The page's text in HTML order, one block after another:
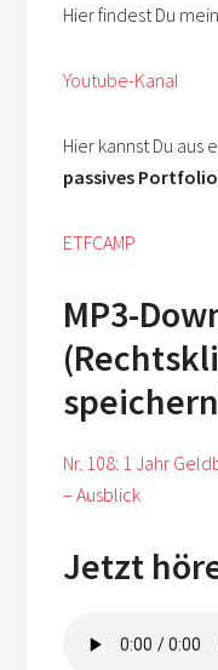
Hier findest Du
Youtube-Kanal
Hier kannst Du aus
passives
ETFCAMP
MP3-
Nr. 108: 1 Jahr
– Ausblick
Jetzt